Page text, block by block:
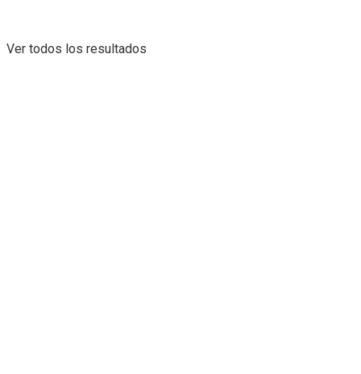
Ver todos los resultados